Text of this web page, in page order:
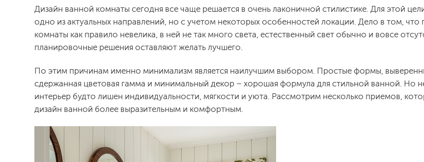
Дизайн ванной комнаты сегодня все чаще решается в очень лаконичной стилистике. Для этой
одно из актуальных направлений, но с учетом некоторых особенностей локации. Дело в том,
комнаты как правило невелика, в ней не так много света, естественный свет обычно и вовсе
планировочные решения оставляют желать лучшего.
По этим причинам именно минимализм является наилучшим выбором. Простые формы,
сдержанная цветовая гамма и минимальный декор – хорошая формула для стильной ванной. Но
интерьер будто лишен индивидуальности, мягкости и уюта. Рассмотрим несколько приемов,
дизайн ванной более выразительным и комфортным.